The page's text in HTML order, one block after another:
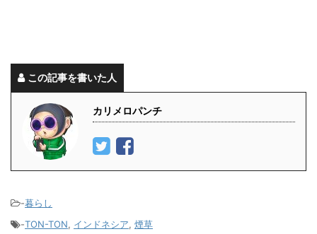
この記事を書いた人
カリメロパンチ
-暮らし
-TON-TON, インドネシア, 煙草